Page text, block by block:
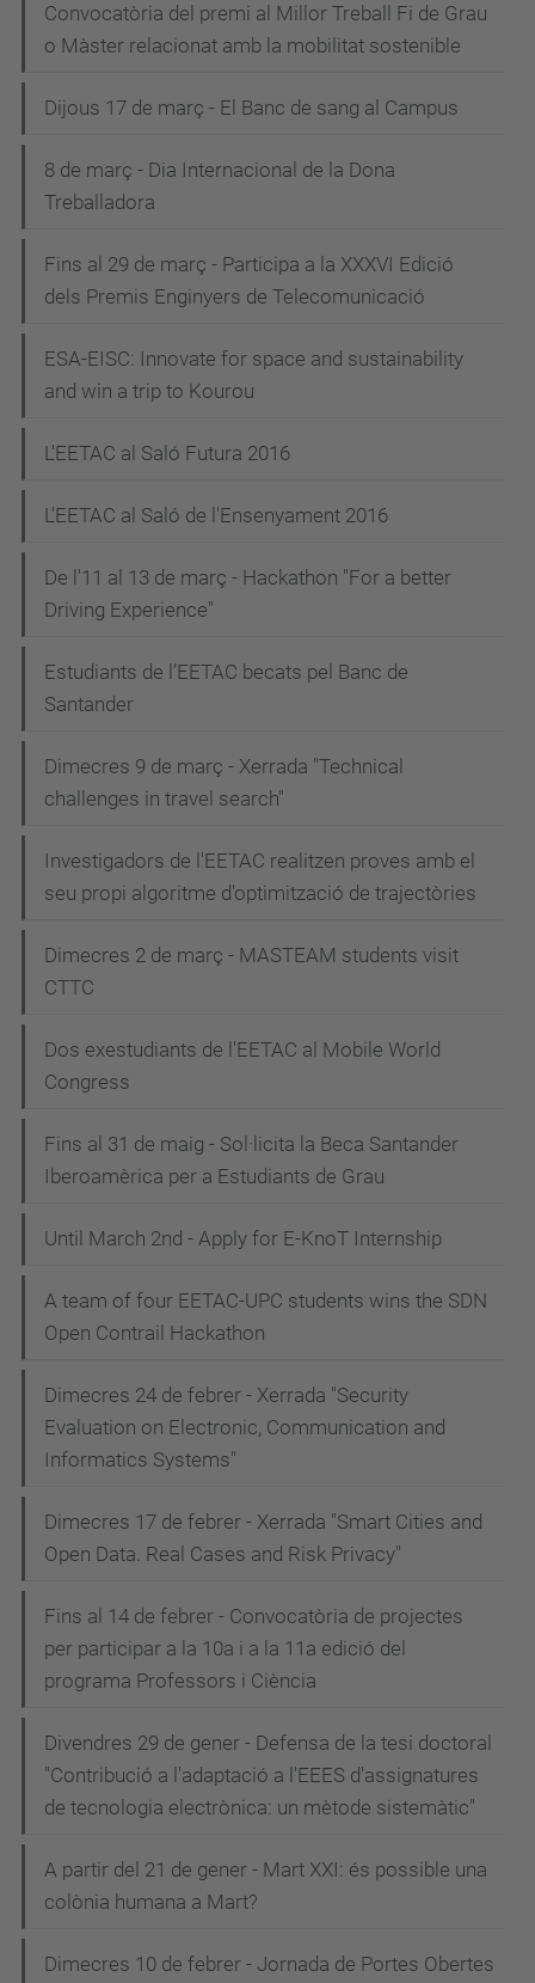
Convocatòria del premi al Millor Treball Fi de Grau
o Màster relacionat amb la mobilitat sostenible
Dijous 17 de març - El Banc de sang al Campus
8 de març - Dia Internacional de la Dona
Treballadora
Fins al 29 de març - Participa a la XXXVI Edició
dels Premis Enginyers de Telecomunicació
ESA-EISC: Innovate for space and sustainability
and win a trip to Kourou
L'EETAC al Saló Futura 2016
L'EETAC al Saló de l'Ensenyament 2016
De l'11 al 13 de març - Hackathon "For a better
Driving Experience"
Estudiants de l’EETAC becats pel Banc de
Santander
Dimecres 9 de març - Xerrada "Technical
challenges in travel search"
Investigadors de l'EETAC realitzen proves amb el
seu propi algoritme d'optimització de trajectòries
Dimecres 2 de març - MASTEAM students visit
CTTC
Dos exestudiants de l'EETAC al Mobile World
Congress
Fins al 31 de maig - Sol·licita la Beca Santander
Iberoamèrica per a Estudiants de Grau
Until March 2nd - Apply for E-KnoT Internship
A team of four EETAC-UPC students wins the SDN
Open Contrail Hackathon
Dimecres 24 de febrer - Xerrada "Security
Evaluation on Electronic, Communication and
Informatics Systems"
Dimecres 17 de febrer - Xerrada "Smart Cities and
Open Data. Real Cases and Risk Privacy"
Fins al 14 de febrer - Convocatòria de projectes
per participar a la 10a i a la 11a edició del
programa Professors i Ciència
Divendres 29 de gener - Defensa de la tesi doctoral
"Contribució a l'adaptació a l'EEES d'assignatures
de tecnologia electrònica: un mètode sistemàtic"
A partir del 21 de gener - Mart XXI: és possible una
colònia humana a Mart?
Dimecres 10 de febrer - Jornada de Portes Obertes